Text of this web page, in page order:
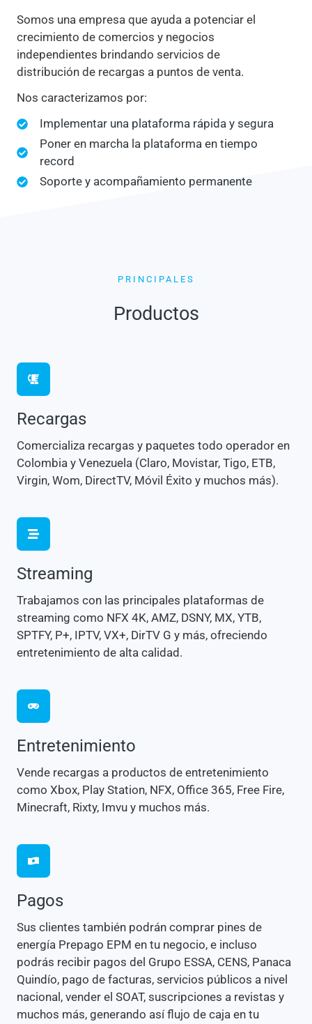
Somos una empresa que ayuda a potenciar el
crecimiento de comercios y negocios
independientes brindando servicios de
distribución de recargas a puntos de venta.
Nos caracterizamos por:
Implementar una plataforma rápida y segura
Poner en marcha la plataforma en tiempo
record
Soporte y acompañamiento permanente
PRINCIPALES
Productos
Recargas
Comercializa recargas y paquetes todo operador en
Colombia y Venezuela (Claro, Movistar, Tigo, ETB,
Virgin, Wom, DirectTV, Móvil Éxito y muchos más).
Streaming
Trabajamos con las principales plataformas de
streaming como NFX 4K, AMZ, DSNY, MX, YTB,
SPTFY, P+, IPTV, VX+, DirTV G y más, ofreciendo
entretenimiento de alta calidad.
Entretenimiento
Vende recargas a productos de entretenimiento
como Xbox, Play Station, NFX, Office 365, Free Fire,
Minecraft, Rixty, Imvu y muchos más.
Pagos
Sus clientes también podrán comprar pines de
energía Prepago EPM en tu negocio, e incluso
podrás recibir pagos del Grupo ESSA, CENS, Panaca
Quindío, pago de facturas, servicios públicos a nivel
nacional, vender el SOAT, suscripciones a revistas y
muchos más, generando así flujo de caja en tu